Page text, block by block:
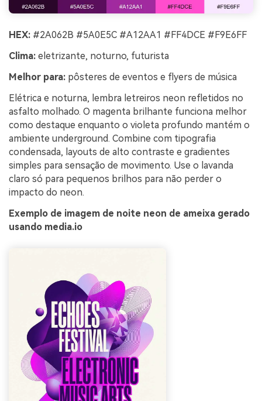
HEX: #2A062B #5A0E5C #A12AA1 #FF4DCE #F9E6FF
Clima: eletrizante, noturno, futurista
Melhor para: pôsteres de eventos e flyers de música
Elétrica e noturna, lembra letreiros neon refletidos no
asfalto molhado. O magenta brilhante funciona melhor
como destaque enquanto o violeta profundo mantém o
ambiente underground. Combine com tipografia
condensada, layouts de alto contraste e gradientes
simples para sensação de movimento. Use o lavanda
claro só para pequenos brilhos para não perder o
impacto do neon.
Exemplo de imagem de noite neon de ameixa gerado
usando media.io